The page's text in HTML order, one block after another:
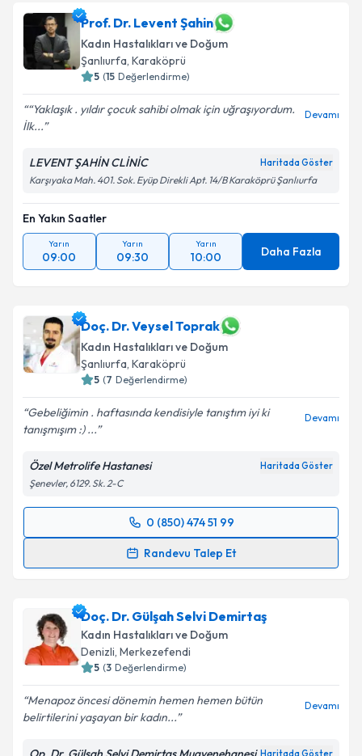
Prof. Dr. Levent Şahin
Kadın Hastalıkları ve Doğum
Şanlıurfa, Karaköprü
5 (15 Değerlendirme)
“Yaklaşık . yıldır çocuk sahibi olmak için uğraşıyordum.
İlk...
Devamı
LEVENT ŞAHİN CLİNİC Haritada Göster
Karşıyaka Mah. 401. Sok. Eyüp Direkli Apt. 14/B Karaköprü Şanlıurfa
En Yakın Saatler
Yarın
09:00
Yarın
09:30
Yarın
10:00 Daha Fazla
Doç. Dr. Veysel Toprak
Kadın Hastalıkları ve Doğum
Şanlıurfa, Karaköprü
5 (7 Değerlendirme)
Gebeliğimin . haftasında kendisiyle tanıştım iyi ki
tanışmışım :) ...
Devamı
Özel Metrolife Hastanesi Haritada Göster
Şenevler, 6129. Sk. 2-C
0 (850) 474 51 99
Randevu Talep Et
Randevu Takvimi Talebi
takvim hazırlandığında e-posta ile bilgilendireceğiz.
E-posta Adresiniz
Kişisel verilerimin işlenmesine ilişkin
Doç. Dr. Gülşah Selvi Demirtaş
Kadın Hastalıkları ve Doğum
Denizli, Merkezefendi
5 (3 Değerlendirme)
Menapoz öncesi dönemin hemen hemen bütün
belirtilerini yaşayan bir kadın...
Devamı
Haritada Göster